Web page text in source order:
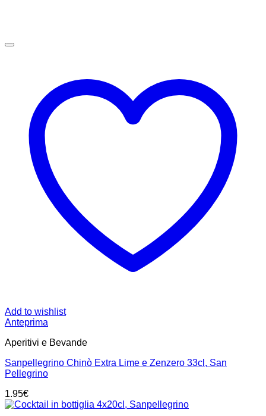
Add to wishlist
Anteprima
Aperitivi e Bevande
Sanpellegrino Chinò Extra Lime e Zenzero 33cl, San
Pellegrino
1.95€